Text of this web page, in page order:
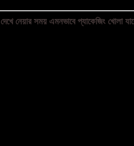
নেয়ার সময় এমনভাবে প্যাকেজিং খোলা